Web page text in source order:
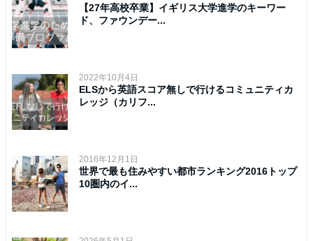
【27年高校卒業】イギリス大学進学のキーワー
ド、ファウンデー...
2022年10月4日
ELSから英語スコア無しで行けるコミュニティカ
レッジ（カリフ...
2016年12月1日
世界で最も住みやすい都市ランキング2016トップ
10圏内のイ...